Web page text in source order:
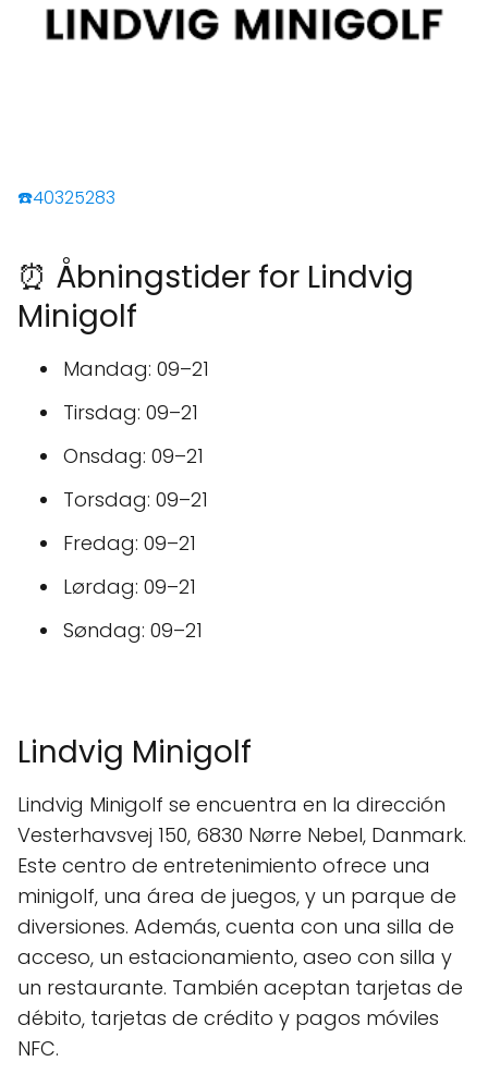
☎️40325283
⏰ Åbningstider for Lindvig
Minigolf
Mandag: 09–21
Tirsdag: 09–21
Onsdag: 09–21
Torsdag: 09–21
Fredag: 09–21
Lørdag: 09–21
Søndag: 09–21
Lindvig Minigolf
Lindvig Minigolf se encuentra en la dirección
Vesterhavsvej 150, 6830 Nørre Nebel, Danmark.
Este centro de entretenimiento ofrece una
minigolf, una área de juegos, y un parque de
diversiones. Además, cuenta con una silla de
acceso, un estacionamiento, aseo con silla y
un restaurante. También aceptan tarjetas de
débito, tarjetas de crédito y pagos móviles
NFC.